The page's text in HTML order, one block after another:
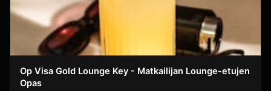
Op Visa Gold Lounge Key - Matkailijan Lounge-etujen
Opas